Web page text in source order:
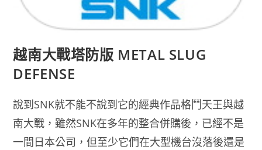
越南大戰塔防版 METAL SLUG
DEFENSE
說到SNK就不能不說到它的經典作品格鬥天王與越
南大戰，雖然SNK在多年的整合併購後，已經不是
一間日本公司，但至少它們在大型機台沒落後還是